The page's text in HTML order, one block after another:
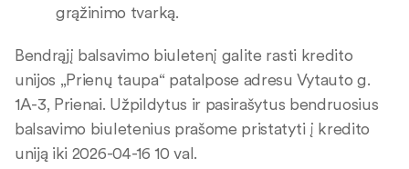
grąžinimo tvarką.
Bendrąjį balsavimo biuletenį galite rasti kredito
unijos „Prienų taupa“ patalpose adresu Vytauto g.
1A-3, Prienai. Užpildytus ir pasirašytus bendruosius
balsavimo biuletenius prašome pristatyti į kredito
uniją iki 2026-04-16 10 val.